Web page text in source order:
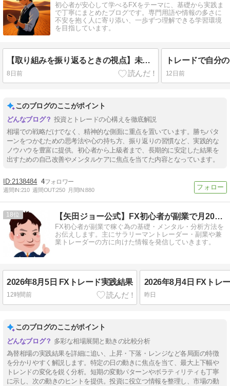
初心者が安心して学べるFXをテーマに、基礎から実践ま
で丁寧にまとめたブログです。専門用語や情報の多さに
不安を抱く人に寄り添い、一歩ずつ理解できる学習環境
を目指しています。
【取り組みを振り返るときの視点】未来を考える
8日前 12日前
このブログのここがポイント
投資とトレードの心構えを徹底解説
相場での戦略だけでなく、精神的な側面に重点を置いています。勝ちパタ
ーンをつかむための思考法や心の持ち方、振り返りの習慣など、実践的な
ノウハウを豊富に提供。初心者から上級者まで、長期的に安定した結果を
出すための自己改善やメンタルケアに焦点を当てた内容となっています。
2138484 4
週間IN:210 週間OUT:250 月間IN:880
18 【矢田ジョー公式】FX初心者が副業で月20万円を稼ぐ方法
FX初心者が副業で稼ぐ為の基礎・メンタル・分析方法を
お伝えします。主にサラリーマントレーダー・副業や兼
業トレーダーの方に向けた情報を発信していきます。
2026年8月5日 FXトレード実践結果
12時間前
2026年8月4日 FXトレ
昨日
このブログのここがポイント
多彩な相場展開と動きの比較分析
為替相場の実践結果を詳細に追い、上昇・下落・レンジなど各局面の特徴
を分かりやすく解説します。特定の日の動きに焦点を当て、最大上下幅や
トレンドの変化を鋭く分析。短期の変動パターンやボラティリティも丁寧
に示し、次の動きのヒントを提供。投資に役立つ情報を整理し、市場の動